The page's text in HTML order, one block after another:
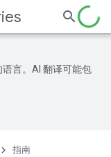
言。AI 翻译可能包
指南